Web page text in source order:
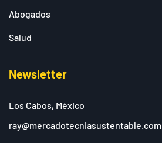
Abogados
Salud
Newsletter
Los Cabos, México
ray@mercadotecniasustentable.com